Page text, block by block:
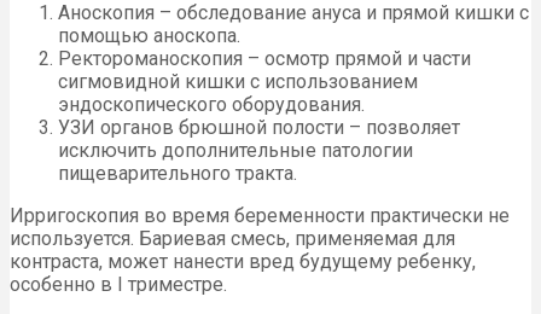
Аноскопия – обследование ануса и прямой кишки с
помощью аноскопа.
Ректороманоскопия – осмотр прямой и части
сигмовидной кишки с использованием
эндоскопического оборудования.
УЗИ органов брюшной полости – позволяет
исключить дополнительные патологии
пищеварительного тракта.
Ирригоскопия во время беременности практически не
используется. Бариевая смесь, применяемая для
контраста, может нанести вред будущему ребенку,
особенно в I триместре.